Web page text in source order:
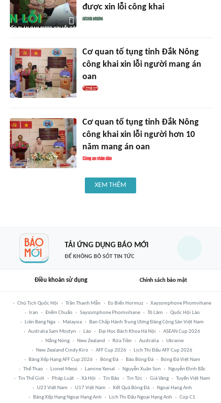
được xin lỗi công khai
Cơ quan tố tụng tỉnh Đắk Nông
công khai xin lỗi người mang án
oan
Cơ quan tố tụng tỉnh Đắk Nông
công khai xin lỗi người hơn 10
năm mang án oan
XEM THÊM
TẢI ỨNG DỤNG BÁO MỚI
ĐỂ KHÔNG BỎ SÓT TIN TỨC
Điều khoản sử dụng Chính sách bảo mật
Chủ Tịch Quốc Hội Trần Thanh Mẫn Eo Biển Hormuz
Xaysomphone Phomvihane
Iran
Điểm Chuẩn Saysomphone Phomvihane Tô Lâm
Quốc Hội Lào
Liên Bang Nga
Malaysia
Ban Chấp Hành Trung Ương Đảng Cộng Sản Việt Nam
Australia Sam Mostyn
Lào Đại Học Bách Khoa Hà Nội
ASEAN Cup 2026
Nắng Nóng
New Zealand Rửa Tiền Australia
Ukraine
New Zealand Cindy Kiro
AFF Cup 2026
Lịch Thi Đấu AFF Cup 2026
Bảng Xếp Hạng AFF Cup 2026
Bóng Đá Báo Bóng Đá
Bóng Đá Việt Nam
Thể Thao
Lionel Messi Lamine Yamal Nguyễn Xuân Son
Nguyễn Đình Bắc
Tin Thế Giới
Pháp Luật Xã Hội Tin Bão Tin Tức Giá Vàng
Tuyển Việt Nam
U23 Việt Nam
U17 Việt Nam Kết Quả Bóng Đá
Ngoại Hạng Anh
Bảng Xếp Hạng Ngoại Hạng Anh
Lịch Thi Đấu Ngoại Hạng Anh Cúp C1